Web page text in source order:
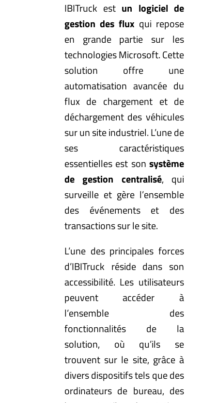
IBITruck est un logiciel de
gestion des flux qui repose
en grande partie sur les
technologies Microsoft. Cette
solution offre une
automatisation avancée du
flux de chargement et de
déchargement des véhicules
sur un site industriel. L’une de
ses caractéristiques
essentielles est sonsystème
de gestion centralisé, qui
surveille et gère l’ensemble
des événements et des
transactions sur le site.
L’une des principales forces
d’IBITruck réside dans son
accessibilité. Les utilisateurs
peuvent accéder à
l’ensemble des
fonctionnalités de la
solution, où qu’ils se
trouvent sur le site, grâce à
divers dispositifs tels que des
ordinateurs de bureau, des